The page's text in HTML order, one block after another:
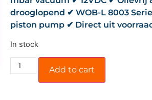
drooglopend ✔ WOB-L 8003
piston pump ✔ Direct uit
In stock
Add to cart